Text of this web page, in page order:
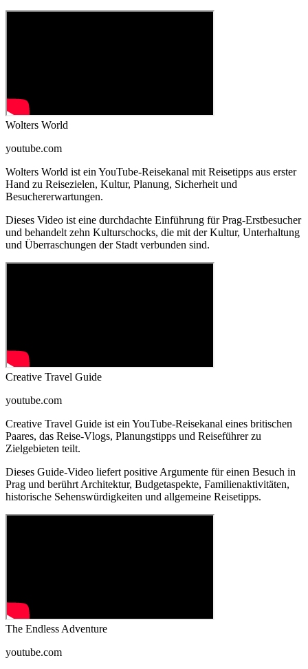
Wolters World
youtube.com
Wolters World ist ein YouTube-Reisekanal mit Reisetipps aus erster
Hand zu Reisezielen, Kultur, Planung, Sicherheit und
Besuchererwartungen.
Dieses Video ist eine durchdachte Einführung für Prag-Erstbesucher
und behandelt zehn Kulturschocks, die mit der Kultur, Unterhaltung
und Überraschungen der Stadt verbunden sind.
Creative Travel Guide
youtube.com
Creative Travel Guide ist ein YouTube-Reisekanal eines britischen
Paares, das Reise-Vlogs, Planungstipps und Reiseführer zu
Zielgebieten teilt.
Dieses Guide-Video liefert positive Argumente für einen Besuch in
Prag und berührt Architektur, Budgetaspekte, Familienaktivitäten,
historische Sehenswürdigkeiten und allgemeine Reisetipps.
The Endless Adventure
youtube.com